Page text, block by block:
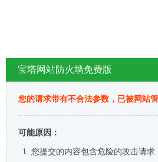
宝塔网站防火墙免费版
您的请求带有不合法参数，已被网站
可能原因：
您提交的内容包含危险的攻击请求